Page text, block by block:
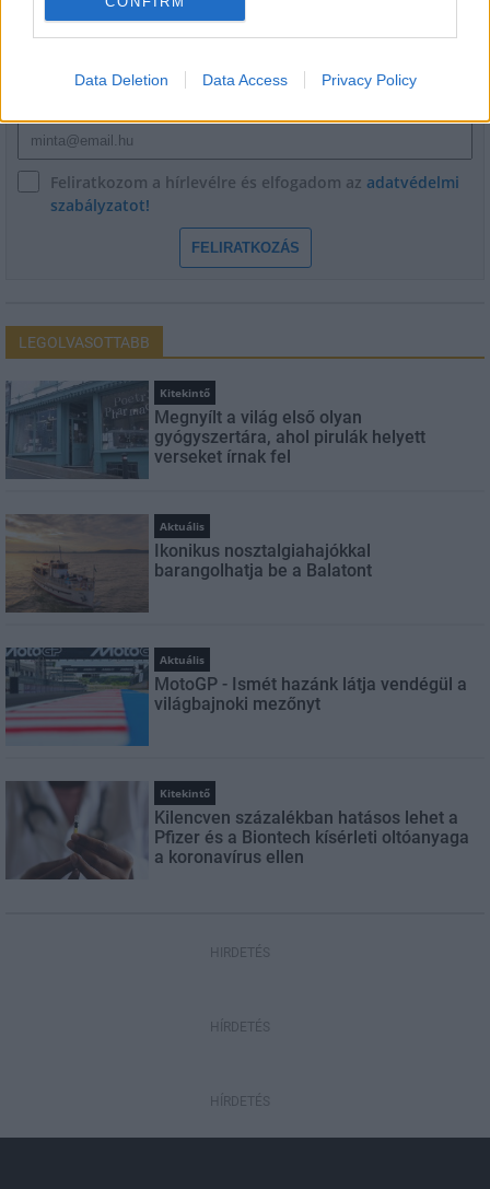
Data Deletion Data Access Privacy Policy
Név
Feliratkozom a hírlevélre és elfogadom az adatvédelmi
szabályzatot!
FELIRATKOZÁS
LEGOLVASOTTABB
Kitekintő
Megnyílt a világ első olyan
gyógyszertára, ahol pirulák helyett
verseket írnak fel
Aktuális
Ikonikus nosztalgiahajókkal
barangolhatja be a Balatont
Aktuális
MotoGP - Ismét hazánk látja vendégül a
világbajnoki mezőnyt
Kitekintő
Kilencven százalékban hatásos lehet a
Pfizer és a Biontech kísérleti oltóanyaga
a koronavírus ellen
HIRDETÉS
HÍRDETÉS
HÍRDETÉS